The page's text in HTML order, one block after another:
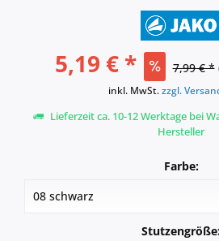
5,19 € * 7,99 € *
inkl. MwSt.zzgl.
Lieferzeit ca. 10-12 Werktage bei
Hersteller
Farbe: